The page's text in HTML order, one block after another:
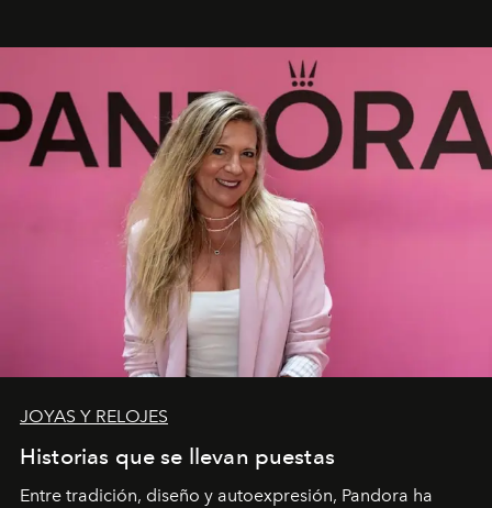
JOYAS Y RELOJES
Historias que se llevan puestas
Entre tradición, diseño y autoexpresión, Pandora ha